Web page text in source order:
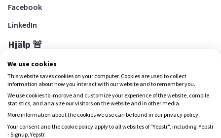
Facebook
LinkedIn
Hjälp 🚨
Hjälpcenter
Ladda ned Yepstr
Ladda ned Yepstr
We use cookies
This website saves cookies on your computer. Cookies are used to collect
information about how you interact with our website and to remember you.
We use cookies to improve and customize your experience of the website, compile
statistics, and analyze our visitors on the website and in other media.
More information about the cookies we use can be found in our privacy policy.
Your consent and the cookie policy apply to all websites of "Yepstr", including: Yepstr
- Signup, Yepstr.